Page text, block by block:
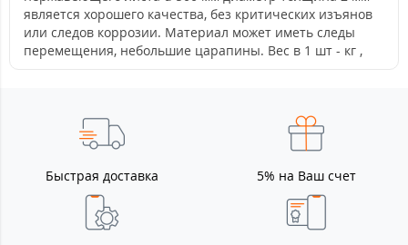
является хорошего качества, без критических изъянов
или следов коррозии. Материал может иметь следы
перемещения, небольшие царапины. Вес в 1 шт - кг ,
Быстрая доставка 5% на Ваш счет